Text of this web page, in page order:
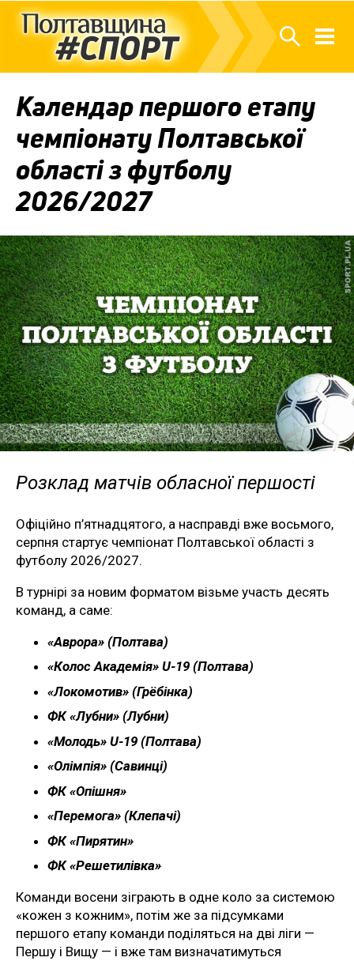
Календар першого етапу
чемпіонату Полтавської
області з футболу
2026/2027
Розклад матчів обласної першості
Офіційно п’ятнадцятого, а насправді вже восьмого,
серпня стартує чемпіонат Полтавської області з
футболу 2026/2027.
В турнірі за новим форматом візьме участь десять
команд, а саме:
«Аврора» (Полтава)
«Колос Академія» U-19 (Полтава)
«Локомотив» (Грёбінка)
ФК «Лубни» (Лубни)
«Молодь» U-19 (Полтава)
«Олімпія» (Савинці)
ФК «Опішня»
«Перемога» (Клепачі)
ФК «Пирятин»
ФК «Решетилівка»
Команди восени зіграють в одне коло за системою
«кожен з кожним», потім же за підсумками
першого етапу команди поділяться на дві ліги —
Першу і Вищу — і вже там визначатимуться